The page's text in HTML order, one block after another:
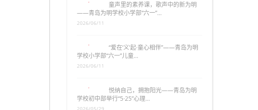
童声里的素养课，歌声中的新为明
——青岛为明学校小学部“六一”…
“爱在‘义’起·童心相伴”——青岛为明
学校小学部“六一”儿童…
悦纳自己，拥抱阳光——青岛为明
学校初中部举行“5·25”心理…